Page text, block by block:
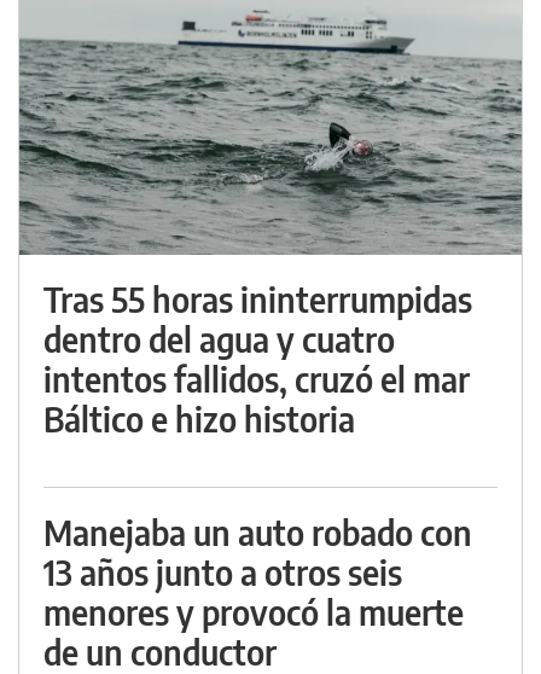
Tras 55 horas ininterrumpidas
dentro del agua y cuatro
intentos fallidos, cruzó el mar
Báltico e hizo historia
Manejaba un auto robado con
13 años junto a otros seis
menores y provocó la muerte
de un conductor